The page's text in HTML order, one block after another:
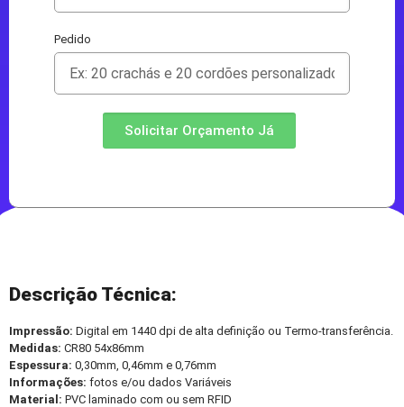
Pedido
Solicitar Orçamento Já
Descrição Técnica:
Impressão: Digital em 1440 dpi de alta definição ou Termo-transferência.
Medidas: CR80 54x86mm
Espessura: 0,30mm, 0,46mm e 0,76mm
Informações: fotos e/ou dados Variáveis
Material: PVC laminado com ou sem RFID